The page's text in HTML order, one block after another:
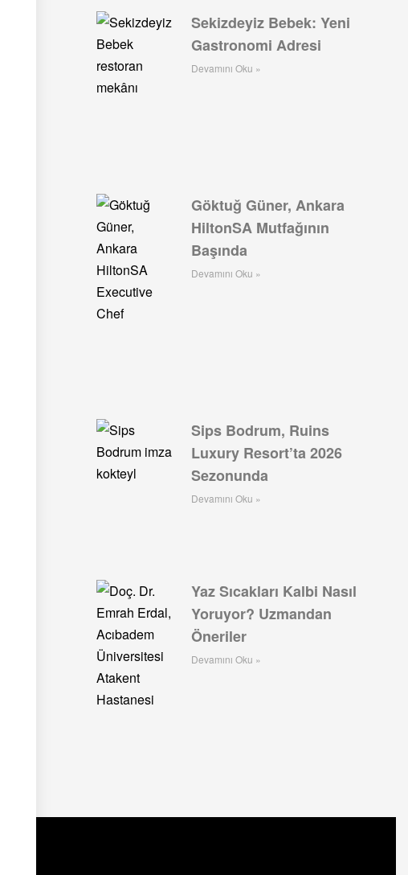
Sekizdeyiz Bebek: Yeni
Gastronomi Adresi
Devamını Oku »
Göktuğ Güner, Ankara
HiltonSA Mutfağının
Başında
Devamını Oku »
Sips Bodrum, Ruins
Luxury Resort’ta 2026
Sezonunda
Devamını Oku »
Yaz Sıcakları Kalbi Nasıl
Yoruyor? Uzmandan
Öneriler
Devamını Oku »